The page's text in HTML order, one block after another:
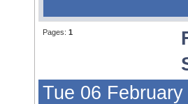
Pages: 1
Tue 06